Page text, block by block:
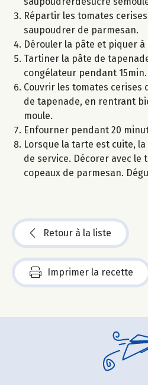
Répartir les tomates
saupoudrer de parmesan.
Dérouler la pâte et piquer à
Tartiner la pâte de
congélateur pendant 15min.
Couvrir les tomates cerises
de tapenade, en rentrant
moule.
Enfourner pendant 20
Lorsque la tarte est cuite,
de service. Décorer avec le
copeaux de parmesan.
Retour à la liste
Imprimer la recette